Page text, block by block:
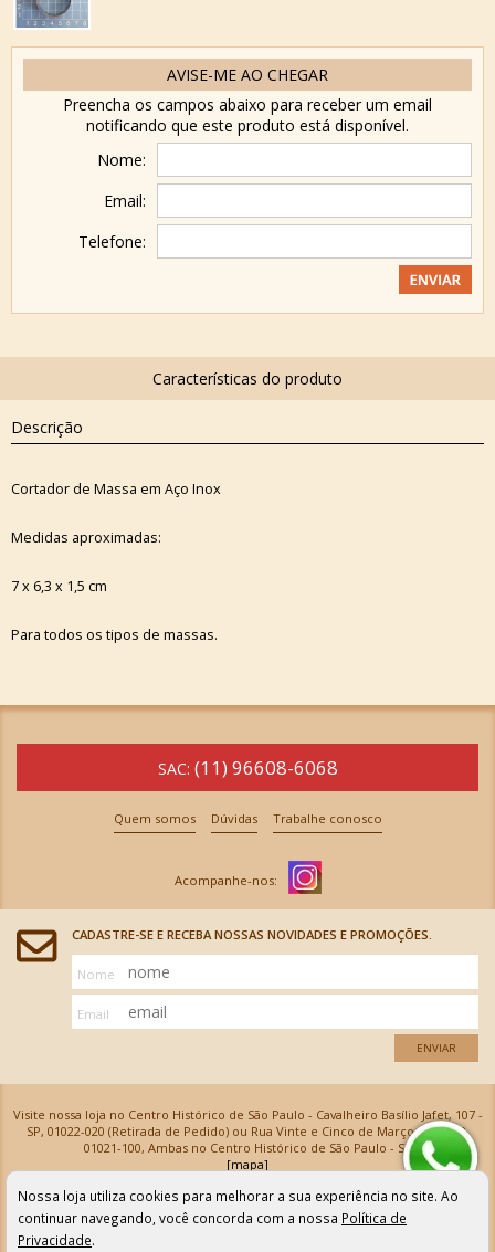
AVISE-ME AO CHEGAR
Preencha os campos abaixo para receber um email
notificando que este produto está disponível.
Nome:
Email:
Telefone:
Descrição
Cortador de Massa em Aço Inox
Medidas aproximadas:
7 x 6,3 x 1,5 cm
Para todos os tipos de massas.
SAC: (11) 96608-6068
Quem somos Dúvidas Trabalhe conosco
CADASTRE-SE E RECEBA NOSSAS NOVIDADES E PROMOÇÕES.
Nome
Email
ENVIAR
Visite nossa loja no Centro Histórico de São Paulo - Cavalheiro Basílio Jafet, 107 -
SP, 01022-020 (Retirada de Pedido) ou Rua Vinte e Cinco de Março, 576 - SP,
01021-100, Ambas no Centro Histórico de São Paulo - SP
[mapa]
Armarinhos Santa Cecília Ltda | CNPJ: 61.069.639/0001-18
Os preços e as condições de pagamento apresentadas na loja virtual não valem para nossa loja física e
podem sofrer alterações sem aviso prévio. Vendas com cartão de crédito sujeitas a análise e
confirmação de dados.
Nossa loja utiliza cookies para melhorar a sua experiência no site. Ao
continuar navegando, você concorda com a nossa Política de
Privacidade.